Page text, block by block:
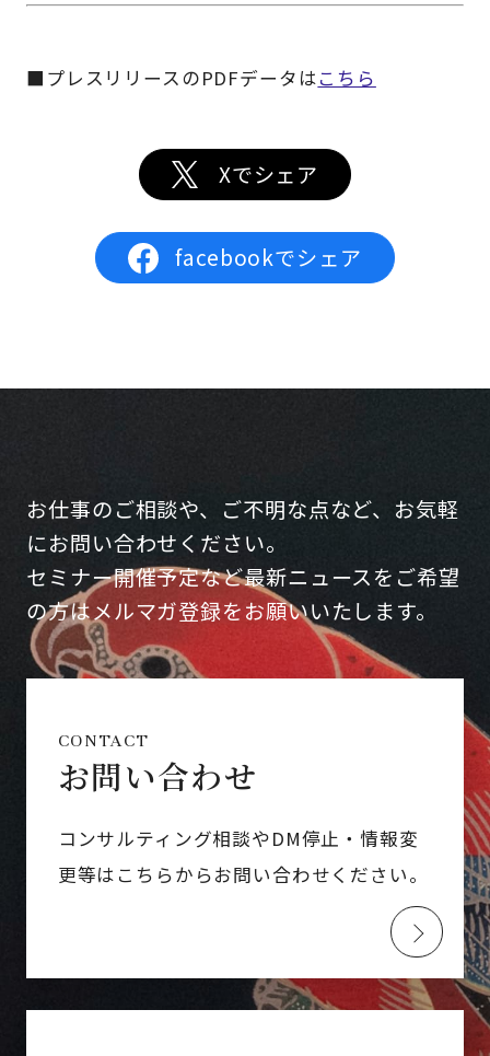
■プレスリリースのPDFデータはこちら
Xでシェア
facebookでシェア
お仕事のご相談や、ご不明な点など、お気軽
にお問い合わせください。
セミナー開催予定など最新ニュースをご希望
の方はメルマガ登録をお願いいたします。
CONTACT
お問い合わせ
コンサルティング相談やDM停止・情報変
更等はこちらからお問い合わせください。